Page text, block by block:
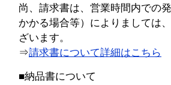
尚、請求書は、営業時間内での
かかる場合等）によりましては
ざいます。
⇒請求書について詳細はこちら
■納品書について